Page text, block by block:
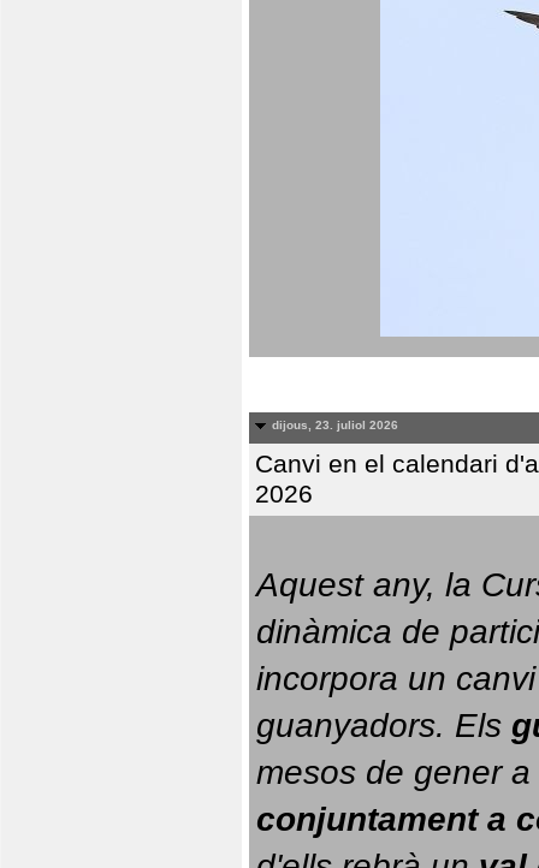
dijous, 23. juliol 2026
Canvi en el calendari
2026
Aquest any, la
dinàmica de
incorpora un
guanyadors. Els
conjuntament a